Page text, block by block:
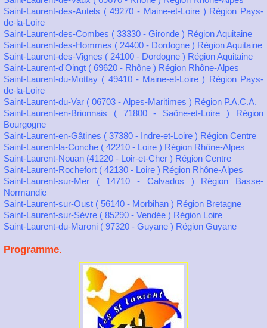
Saint-Laurent-des-Autels ( 49270 - Maine-et-Loire ) Région Pays-
de-la-Loire
Saint-Laurent-des-Combes ( 33330 - Gironde ) Région Aquitaine
Saint-Laurent-des-Hommes ( 24400 - Dordogne ) Région Aquitaine
Saint-Laurent-des-Vignes ( 24100 - Dordogne ) Région Aquitaine
Saint-Laurent-d'Oingt ( 69620 - Rhône ) Région Rhône-Alpes
Saint-Laurent-du-Mottay ( 49410 - Maine-et-Loire ) Région Pays-
de-la-Loire
Saint-Laurent-du-Var ( 06703 - Alpes-Maritimes ) Région P.A.C.A.
Saint-Laurent-en-Brionnais ( 71800 - Saône-et-Loire ) Région
Bourgogne
Saint-Laurent-en-Gâtines ( 37380 - Indre-et-Loire ) Région Centre
Saint-Laurent-la-Conche ( 42210 - Loire ) Région Rhône-Alpes
Saint-Laurent-Nouan (41220 - Loir-et-Cher ) Région Centre
Saint-Laurent-Rochefort ( 42130 - Loire ) Région Rhône-Alpes
Saint-Laurent-sur-Mer ( 14710 - Calvados ) Région Basse-
Normandie
Saint-Laurent-sur-Oust ( 56140 - Morbihan ) Région Bretagne
Saint-Laurent-sur-Sèvre ( 85290 - Vendée ) Région Loire
Saint-Laurent-du-Maroni ( 97320 - Guyane ) Région Guyane
Programme.